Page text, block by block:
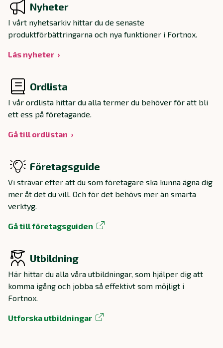
Nyheter
I vårt nyhetsarkiv hittar du de senaste
produktförbättringarna och nya funktioner i Fortnox.
Läs nyheter
Ordlista
I vår ordlista hittar du alla termer du behöver för att bli
ett ess på företagande.
Gå till ordlistan
Företagsguide
Vi strävar efter att du som företagare ska kunna ägna dig
mer åt det du vill. Och för det behövs mer än smarta
verktyg.
Gå till företagsguiden
Utbildning
Här hittar du alla våra utbildningar, som hjälper dig att
komma igång och jobba så effektivt som möjligt i
Fortnox.
Utforska utbildningar